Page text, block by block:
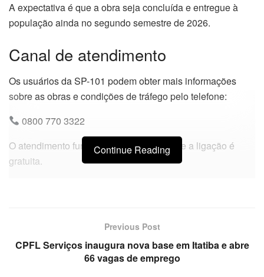
A expectativa é que a obra seja concluída e entregue à
população ainda no segundo semestre de 2026.
Canal de atendimento
Os usuários da SP-101 podem obter mais informações
sobre as obras e condições de tráfego pelo telefone:
0800 770 3322
O atendimento funciona 24 horas por dia e a ligação é
gratuita.
Continue Reading
Previous Post
CPFL Serviços inaugura nova base em Itatiba e abre
66 vagas de emprego